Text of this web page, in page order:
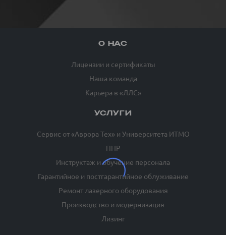
О НАС
Лицензии и сертификаты
Наша команда
Карьера в «ЛЛС»
УСЛУГИ
Сервис от «Аврора Тех» и Университета ИТМО
ПНР
Инструктаж и обучение персонала
Гарантийное и постгарантийное облуживание
Ремонт лазерного оборудования
Производство и модернизация
Лизинг